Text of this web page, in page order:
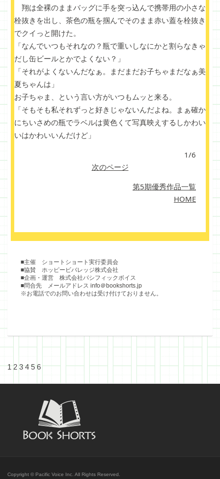
翔は全裸のままバッグに手を突っ込んで携帯用の小さな
栓抜きを出し、茶色の瓶を掴んでそのまま赤い蓋を栓抜き
でクイっと開けた。
「なんでいつもそれなの？瓶で重いしなにかと割らなきゃ
だし缶ビールとかでよくない？」
「それがよくないんだなぁ。まだまだお子ちゃまだなぁ美
夏ちゃんは」
お子ちゃま、という言い方がいつもムッと来る。
「そもそも私それずっと好きじゃないんだよね。まぁ確か
にちいさめの瓶でラベルは黄色くて写真映えするしかわい
いはかわいいんだけど」
1/6
次のページ
第5期優秀作品一覧
HOME
■主催 ショートショート実行委員会
■協賛 ホッピービバレッジ株式会社
■企画・運営 株式会社パシフィックボイス
■問合先 メールアドレス info＠bookshorts.jp
※お電話でのお問い合わせは受け付けておりません。
1 2 3 4 5 6
Copyright © Pacific Voice Inc. All Rights Reserved.